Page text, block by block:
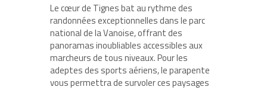
Le cœur de Tignes bat au rythme des
randonnées exceptionnelles dans le parc
national de la Vanoise, offrant des
panoramas inoubliables accessibles aux
marcheurs de tous niveaux. Pour les
adeptes des sports aériens, le parapente
vous permettra de survoler ces paysages